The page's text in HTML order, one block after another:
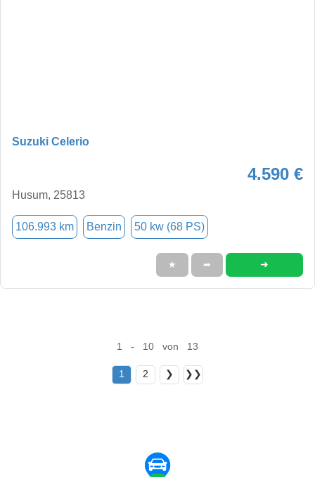
Suzuki Celerio
4.590 €
Husum, 25813
106.993 km Benzin 50 kw (68 PS)
★ ➦ ➜
1 - 10 von 13
1 2 ❯ ❯❯